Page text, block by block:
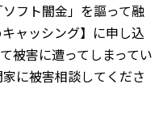
フト闇金」を謳って融
ャッシング】に申し込
被害に遭ってしまってい
に被害相談してくださ